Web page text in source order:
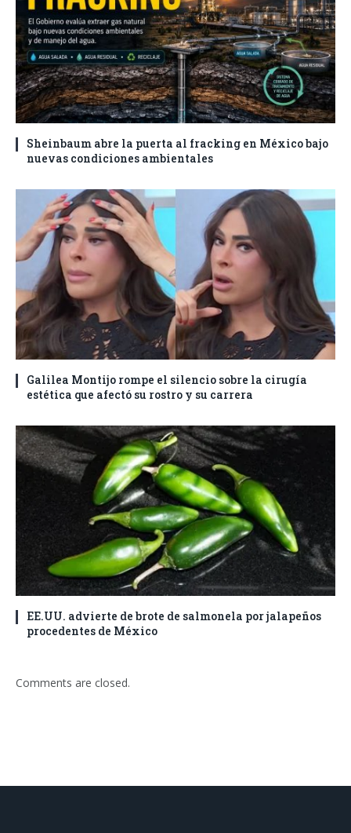
Sheinbaum abre la puerta al fracking en México bajo
nuevas condiciones ambientales
Galilea Montijo rompe el silencio sobre la cirugía
estética que afectó su rostro y su carrera
EE.UU. advierte de brote de salmonela por jalapeños
procedentes de México
Comments are closed.